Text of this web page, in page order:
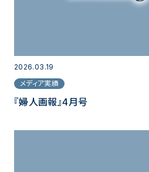
2026.03.19
メディア実績
『婦人画報』4月号